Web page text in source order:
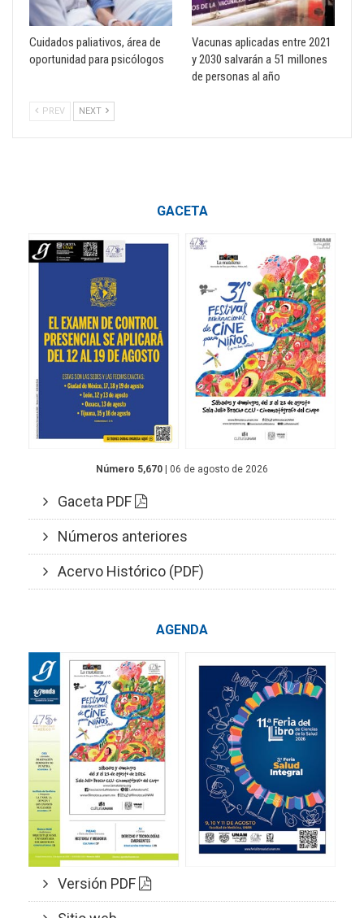
Cuidados paliativos, área de
oportunidad para psicólogos
Vacunas aplicadas entre 2021
y 2030 salvarán a 51 millones
de personas al año
PREV NEXT
GACETA
Número 5,670 | 06 de agosto de 2026
Gaceta PDF
Números anteriores
Acervo Histórico (PDF)
AGENDA
Versión PDF